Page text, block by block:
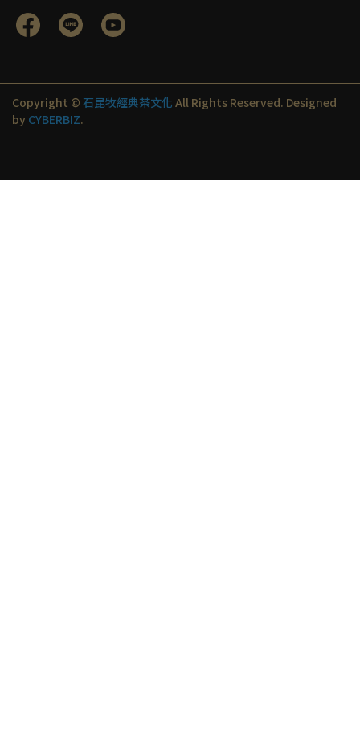
Copyright © 石昆牧經典茶文化 All Rights Reserved. Designed
by CYBERBIZ.